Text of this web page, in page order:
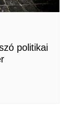
politikai